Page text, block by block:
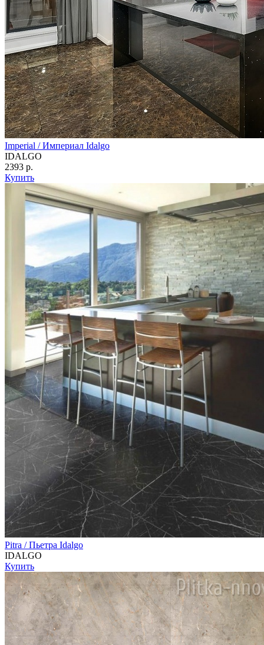
Imperial / Империал Idalgo
IDALGO
2393 р.
Купить
Pitra / Пьетра Idalgo
IDALGO
Купить